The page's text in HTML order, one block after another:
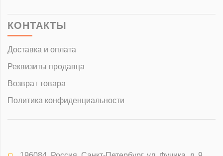
КОНТАКТЫ
Доставка и оплата
Реквизиты продавца
Возврат товара
Политика конфиденциальности